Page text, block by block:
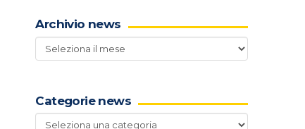
Archivio news
Archivio
news
Categorie news
Categorie